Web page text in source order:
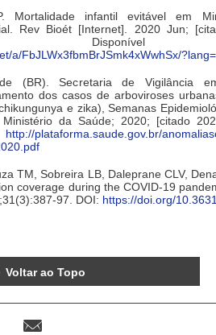
Mortalidade infantil evitável em
Rev Bioét [Internet]. 2020 Jun;
80.
a/FbJLWx3fbmBrJSmk4xWwhSx/
(BR). Secretaria de Vigilância
dos casos de arboviroses
e zika), Semanas
da Saúde; 2020; [citado
http://plataforma.saude.gov.br/
TM, Sobreira LB, Daleprane CLV,
coverage during the COVID-19
97. DOI: https://doi.org/
Voltar ao Topo